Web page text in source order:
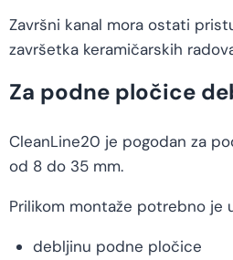
Završni kanal mora ostati
završetka keramičarskih
Za podne pločice
CleanLine20 je pogodan za
od 8 do 35 mm.
Prilikom montaže potrebno je
debljinu podne pločice